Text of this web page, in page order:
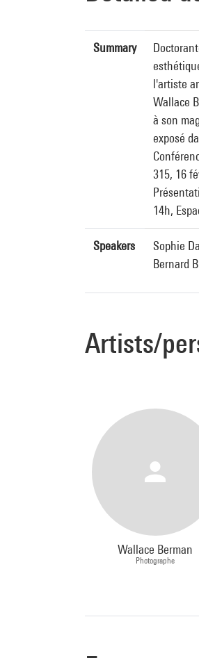
Summary
l'artiste
Wallace
à son
exposé
315, 16
14h,
Speakers
Sophie
Bernard
Artists/
Wallace Berman
Photographe